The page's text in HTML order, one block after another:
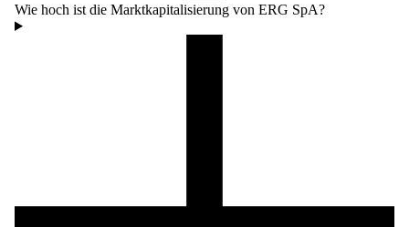
Wie hoch ist die Marktkapitalisierung von ERG SpA?